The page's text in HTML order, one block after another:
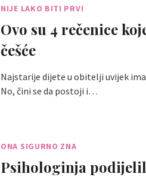
NIJE LAKO BITI PRVI
Ovo su 4 rečenice
češće
Najstarije dijete u obitelji uvijek
No, čini se da postoji i…
ONA SIGURNO ZNA
Psihologinja